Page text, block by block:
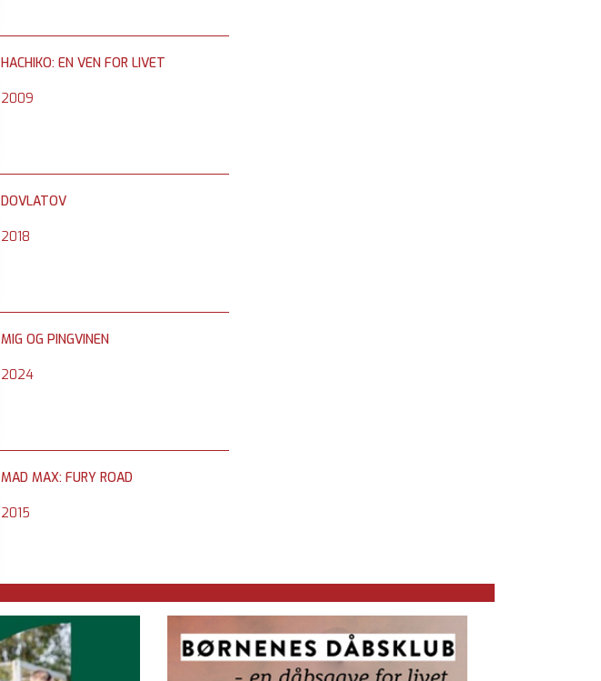
HACHIKO: EN VEN FOR LIVET
2009
DOVLATOV
2018
MIG OG PINGVINEN
2024
MAD MAX: FURY ROAD
2015